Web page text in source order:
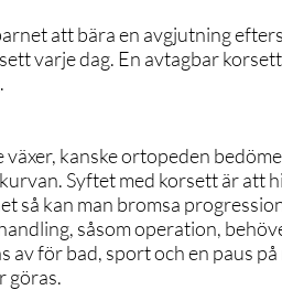
att bära en avgjutning
varje dag. En avtagbar
kanske ortopeden
Syftet med korsett är att
så kan man bromsa
såsom operation,
av för bad, sport och en paus
göras.